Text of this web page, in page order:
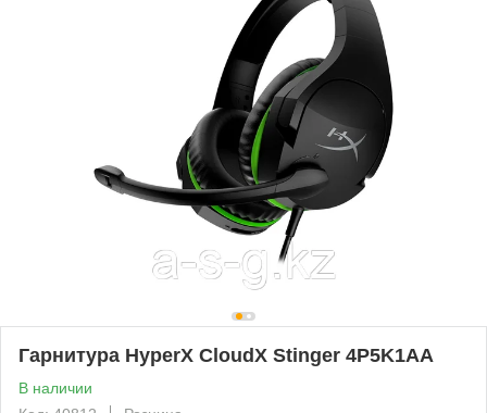
Гарнитура HyperX CloudX Stinger 4P5K1AA
В наличии